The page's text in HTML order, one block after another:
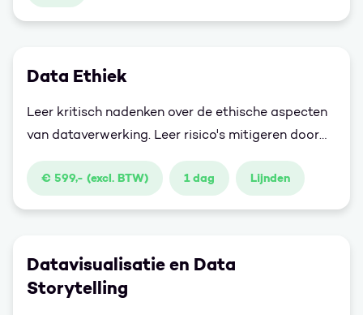
Data Ethiek
Leer kritisch nadenken over de ethische aspecten
van dataverwerking. Leer risico's mitigeren door
aan de slag te gaan met prikkelende stellingen en
casussen.
€ 599,- (excl. BTW) 1 dag Lijnden
Datavisualisatie en Data
Storytelling